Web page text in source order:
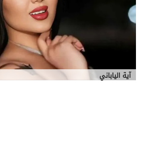
آية الياباني